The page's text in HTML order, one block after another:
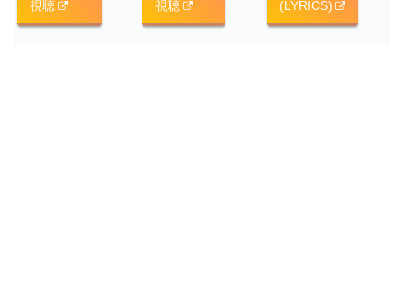
視聴
視聴
(LYRICS)